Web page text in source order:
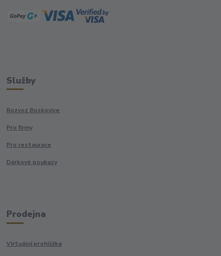
Služby
Rozvoz Boskovice
Pro firmy
Pro restaurace
Dárkové poukazy
Prodejna
Virtuální prohlídka